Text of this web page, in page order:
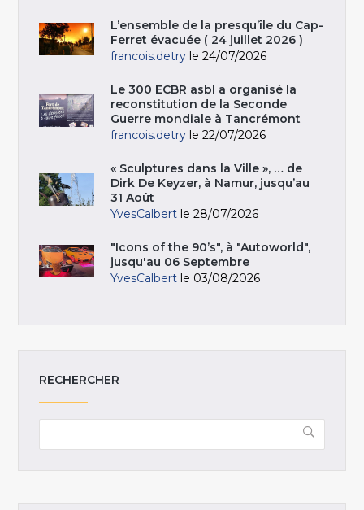
L’ensemble de la presqu’île du Cap-
Ferret évacuée ( 24 juillet 2026 )
francois.detry le 24/07/2026
Le 300 ECBR asbl a organisé la
reconstitution de la Seconde
Guerre mondiale à Tancrémont
francois.detry le 22/07/2026
« Sculptures dans la Ville », … de
Dirk De Keyzer, à Namur, jusqu’au
31 Août
YvesCalbert le 28/07/2026
"Icons of the 90’s", à "Autoworld",
jusqu'au 06 Septembre
YvesCalbert le 03/08/2026
RECHERCHER